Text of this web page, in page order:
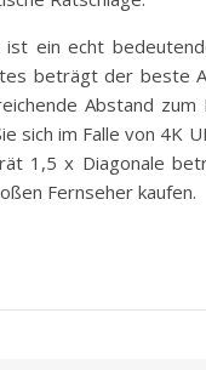
ein echt
beträgt der beste
Abstand
sich im Falle von 4K
1,5 x Diagonale
Fernseher kaufen.